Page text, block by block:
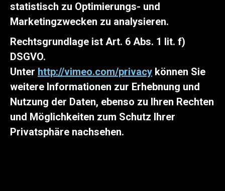
statistisch zu Optimierungs- und
Marketingzwecken zu analysieren.
Rechtsgrundlage ist Art. 6 Abs. 1 lit. f)
DSGVO.
Unter http://vimeo.com/privacy können Sie
weitere Informationen zur Erhebnung und
Nutzung der Daten, ebenso zu Ihren Rechten
und Möglichkeiten zum Schutz Ihrer
Privatsphäre nachsehen.